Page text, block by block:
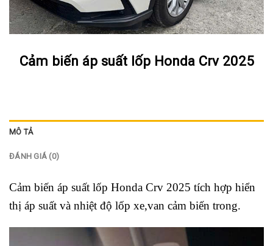
Cảm biến áp suất lốp Honda Crv 2025
MÔ TẢ
ĐÁNH GIÁ (0)
Cảm biến áp suất lốp Honda Crv 2025 tích hợp hiển
thị áp suất và nhiệt độ lốp xe,van cảm biến trong.